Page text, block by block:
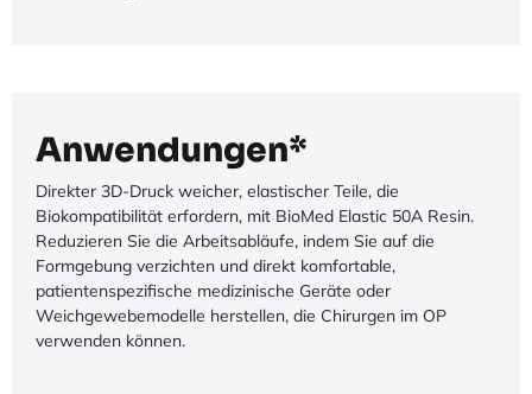
Anwendungen*
Direkter 3D-Druck weicher, elastischer Teile, die
Biokompatibilität erfordern, mit BioMed Elastic 50A Resin.
Reduzieren Sie die Arbeitsabläufe, indem Sie auf die
Formgebung verzichten und direkt komfortable,
patientenspezifische medizinische Geräte oder
Weichgewebemodelle herstellen, die Chirurgen im OP
verwenden können.